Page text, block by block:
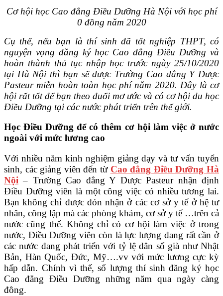
Cơ hội học Cao đẳng Điều Dưỡng Hà Nội với học phí
0 đồng năm 2020
Cụ thể, nếu bạn là thí sinh đã tốt nghiệp THPT, có
nguyện vọng đăng ký học Cao đẳng Điều Dưỡng và
hoàn thành thủ tục nhập học trước ngày 25/10/2020
tại Hà Nội thì bạn sẽ được Trường Cao đẳng Y Dược
Pasteur miễn hoàn toàn học phí năm 2020. Đây là cơ
hội rất tốt để bạn theo đuổi mơ ước và có cơ hội du học
Điều Dưỡng tại các nước phát triển trên thế giới.
Học Điều Dưỡng để có thêm cơ hội làm việc ở nước
ngoài với mức lương cao
Với nhiều năm kinh nghiệm giảng dạy và tư vấn tuyển
sinh, các giảng viên đến từ Cao đẳng Điều Dưỡng Hà
Nội – Trường Cao đẳng Y Dược Pasteur nhận định
Điều Dưỡng viên là một công việc có nhiều tương lai.
Bạn không chỉ được đón nhận ở các cơ sở y tế ở hệ tư
nhân, công lập mà các phòng khám, cơ sở y tế …trên cả
nước cũng thế. Không chỉ có cơ hội làm việc ở trong
nước, Điều Dưỡng viên còn là lực lượng đang rất cần ở
các nước đang phát triển với tỷ lệ dân số già như Nhật
Bản, Hàn Quốc, Đức, Mỹ….vv với mức lương cực kỳ
hấp dẫn. Chính vì thế, số lượng thí sinh đăng ký học
Cao đẳng Điều Dưỡng những năm qua ngày càng
đông.